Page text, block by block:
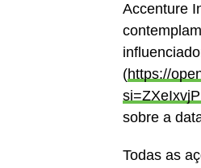
Accenture
(https://
sobre a
Todas as